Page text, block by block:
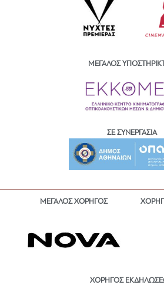
ΜΕΓΑΛΟΣ
ΣΕ ΣΥΝΕΡΓΑΣΙΑ
ΜΕΓΑΛΟΣ ΧΟΡΗΓΟΣ
ΧΟΡΗΓΟΣ